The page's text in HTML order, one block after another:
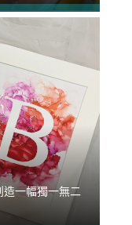
一幅獨一無二